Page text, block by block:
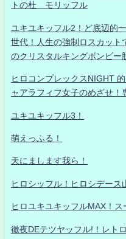
トの杜 モリッフル
ユキユキッフル2！ど底辺的
世代！人生の強制ロスカット
のクリスタルキングボンビー
ヒロコンプレックスNIGHT
ャアラフィフ女子のめざせ！
ユキユキッフル3！
萌えっふる！
天にまします我ら！
ヒロシッフル！ヒロシデース
ヒロユキユキッフルMAX！ス
徹夜DEテツヤッフル!！レト